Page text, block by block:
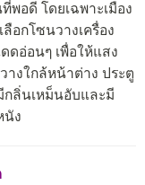
พอดี โดยเฉพาะเมือง
อกโซนวางเครื่อง
ดอ่อนๆ เพื่อให้แสง
างใกล้หน้าต่าง ประตู
กลิ่นเหม็นอับและมี
นัง